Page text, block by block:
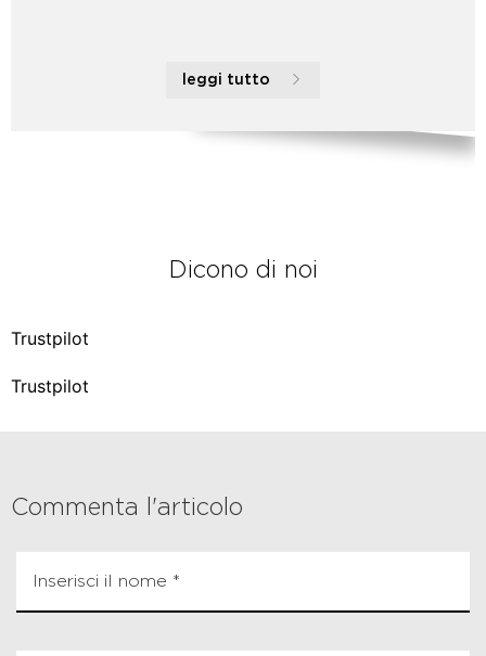
leggi tutto
Dicono di noi
Trustpilot
Trustpilot
Commenta l'articolo